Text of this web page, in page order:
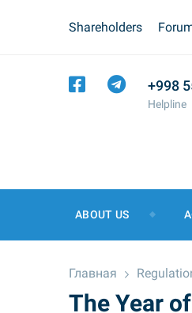
Shareholders
+998
Helpline
ABOUT US
Главная
The Year